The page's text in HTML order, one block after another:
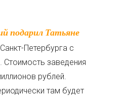
Петербурга с
заведения
рублей.
там будет